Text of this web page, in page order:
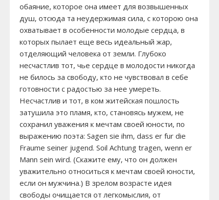
обаяние, которое она имеет для возвышенных
душ, отсюда та неудержимая сила, с которою она
охватывает в особенности молодые сердца, в
которых пылает еще весь идеальный жар,
отделяющий человека от земли. Глубоко
несчастлив тот, чье сердце в молодости никогда
не билось за свободу, кто не чувствовал в себе
готовности с радостью за нее умереть.
Несчастлив и тот, в ком житейская пошлость
затушила это пламя, кто, становясь мужем, не
сохранил уважения к мечтам своей юности, по
выражению поэта: Sagen sie ihm, dass er fur die
Fraume seiner jugend. Soil Achtung tragen, wenn er
Mann sein wird. (Скажите ему, что он должен
уважительно относиться к мечтам своей юности,
если он мужчина.) В зрелом возрасте идея
свободы очищается от легкомыслия, от